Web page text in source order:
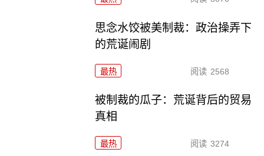
思念水饺被美制裁：政治操弄下
的荒诞闹剧
最热 阅读 2568
被制裁的瓜子：荒诞背后的贸易
真相
最热 阅读 3274